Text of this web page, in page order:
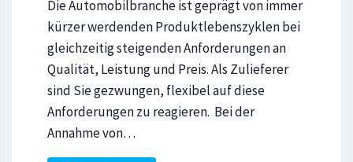
Die Automobilbranche ist geprägt von immer
kürzer werdenden Produktlebenszyklen bei
gleichzeitig steigenden Anforderungen an
Qualität, Leistung und Preis. Als Zulieferer
sind Sie gezwungen, flexibel auf diese
Anforderungen zu reagieren. Bei der
Annahme von…